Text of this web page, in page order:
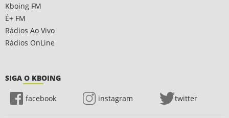
Kboing FM
É+ FM
Rádios Ao Vivo
Rádios OnLine
SIGA O KBOING
facebook instagram twitter